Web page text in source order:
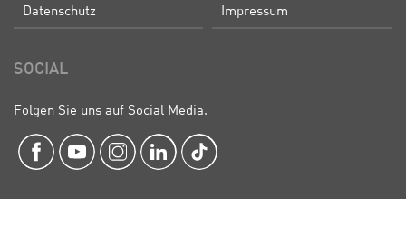
Datenschutz Impressum
SOCIAL
Folgen Sie uns auf Social Media.